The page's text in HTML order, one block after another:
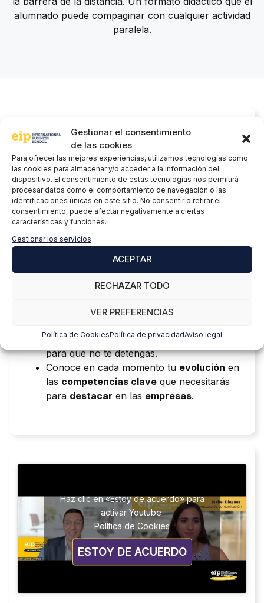
Gestionar el consentimiento
de las cookies
Para ofrecer las mejores experiencias, utilizamos tecnologías como
las cookies para almacenar y/o acceder a la información del
dispositivo. El consentimiento de estas tecnologías nos permitirá
procesar datos como el comportamiento de navegación o las
identificaciones únicas en este sitio. No consentir o retirar el
consentimiento, puede afectar negativamente a ciertas
características y funciones.
Gestionar los servicios
ACEPTAR
RECHAZAR TODO
VER PREFERENCIAS
Política de CookiesPolítica de privacidadAviso legal
alumnado puede compaginar con cualquier actividad
paralela.
Campus virtual EIP
Accede al entorno de aprendizaje desde
cualquierdispositivocon conexión a internet, de
formaflexible e intuitiva:
Fórmate gracias a una
recursos de aprendizaje
casos prácticos, recursos multimedia
con tus compañeros/as y
cuando quieras.
dedocentes expertos/asque te apoyarán
para que no te detengas.
Conoce en cada momento tu evolución en
las competencias clave que necesitarás
para destacar en las empresas.
Haz clic en «Estoy de acuerdo» para
activar Youtube
Política de Cookies
ESTOY DE ACUERDO